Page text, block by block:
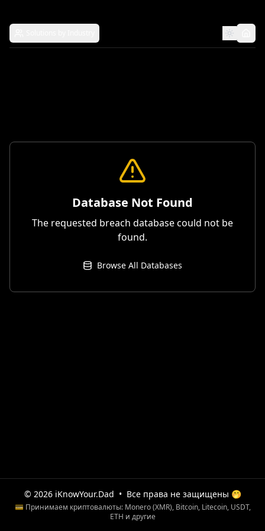
Database Not Found
The requested breach database could not be
found.
Browse All Databases
© 2026 iKnowYour.Dad • Все права не защищены 🤭
💳 Принимаем криптовалюты: Monero (XMR), Bitcoin, Litecoin, USDT,
ETH и другие